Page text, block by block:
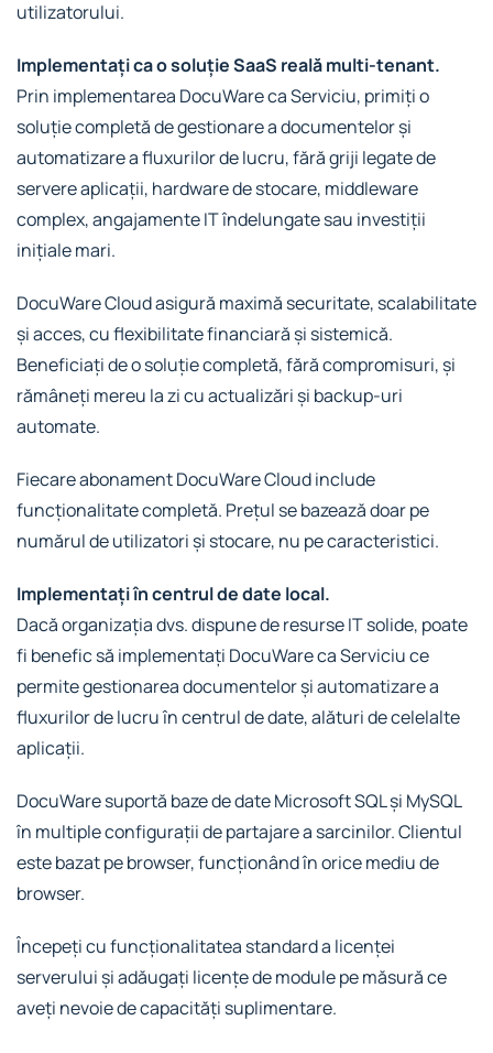
utilizatorului.
Implementați ca o soluție SaaS reală multi-tenant.
Prin implementarea DocuWare ca Serviciu, primiți o
soluție completă de gestionare a documentelor și
automatizare a fluxurilor de lucru, fără griji legate de
servere aplicații, hardware de stocare, middleware
complex, angajamente IT îndelungate sau investiții
inițiale mari.
DocuWare Cloud asigură maximă securitate, scalabilitate
și acces, cu flexibilitate financiară și sistemică.
Beneficiați de o soluție completă, fără compromisuri, și
rămâneți mereu la zi cu actualizări și backup-uri
automate.
Fiecare abonament DocuWare Cloud include
funcționalitate completă. Prețul se bazează doar pe
numărul de utilizatori și stocare, nu pe caracteristici.
Implementați în centrul de date local.
Dacă organizația dvs. dispune de resurse IT solide, poate
fi benefic să implementați DocuWare ca Serviciu ce
permite gestionarea documentelor și automatizare a
fluxurilor de lucru în centrul de date, alături de celelalte
aplicații.
DocuWare suportă baze de date Microsoft SQL și MySQL
în multiple configurații de partajare a sarcinilor. Clientul
este bazat pe browser, funcționând în orice mediu de
browser.
Începeți cu funcționalitatea standard a licenței
serverului și adăugați licențe de module pe măsură ce
aveți nevoie de capacități suplimentare.